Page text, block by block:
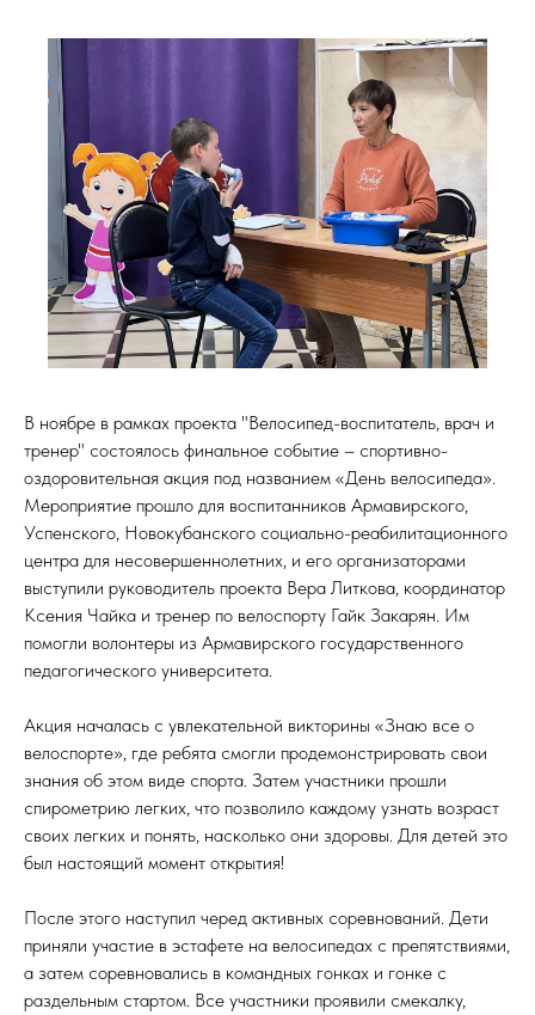
В ноябре в рамках проекта "Велосипед-воспитатель, врач и
тренер" состоялось финальное событие – спортивно-
оздоровительная акция под названием «День велосипеда».
Мероприятие прошло для воспитанников Армавирского,
Успенского, Новокубанского социально-реабилитационного
центра для несовершеннолетних, и его организаторами
выступили руководитель проекта Вера Литкова, координатор
Ксения Чайка и тренер по велоспорту Гайк Закарян. Им
помогли волонтеры из Армавирского государственного
педагогического университета.
Акция началась с увлекательной викторины «Знаю все о
велоспорте», где ребята смогли продемонстрировать свои
знания об этом виде спорта. Затем участники прошли
спирометрию легких, что позволило каждому узнать возраст
своих легких и понять, насколько они здоровы. Для детей это
был настоящий момент открытия!
После этого наступил черед активных соревнований. Дети
приняли участие в эстафете на велосипедах с препятствиями,
а затем соревновались в командных гонках и гонке с
раздельным стартом. Все участники проявили смекалку,